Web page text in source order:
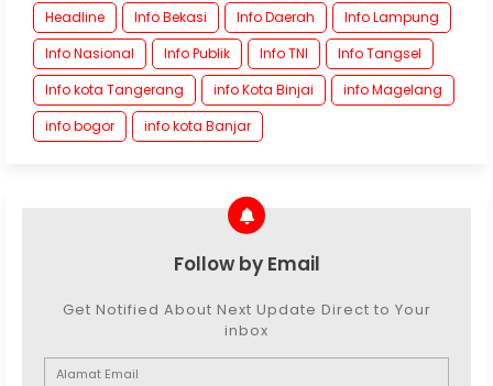
Headline
Info Bekasi Info Daerah
Info Lampung
Info Nasional
Info Publik Info TNI
Info Tangsel
Info kota Tangerang
info Kota Binjai
info Magelang
info bogor
info kota Banjar
Follow by Email
Get Notified About Next Update Direct to Your
inbox